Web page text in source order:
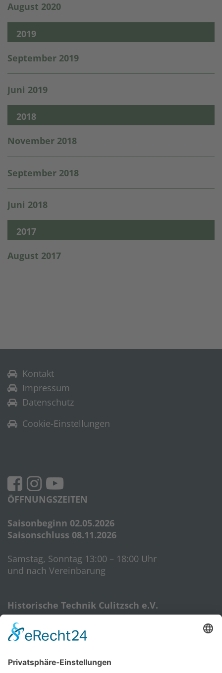
August 2020
2019
September 2019
Juni 2019
2018
November 2018
September 2018
Juni 2018
2017
August 2017
Kontakt
Impressum
Datenschutz
Cookie-Einstellungen
ÖFFNUNGSZEITEN
Saisonbeginn 02.05.2026
Saisonschluss 08.11.2026
Samstag, Sonntag 13:00 – 18:00 Uhr
und nach Vereinbarung
Historische Technik Culitzsch e.V.
08112 Wilkau-Haßlau‎
E-Mail:
htcverein@gmail.com